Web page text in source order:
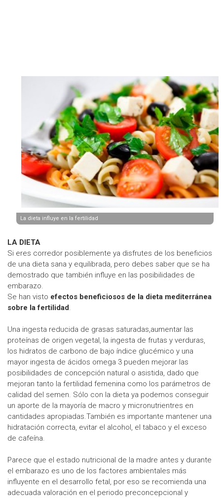
La dieta influye en la fertilidad
LA DIETA
Si eres corredor posiblemente ya disfrutes de los beneficios
de una dieta sana y equilibrada, pero debes saber que se ha
demostrado que también influye en las posibilidades de
embarazo.
Se han visto efectos beneficiosos de la dieta mediterránea
sobre la fertilidad.
Una ingesta reducida de grasas saturadas,aumentar las
proteínas de origen vegetal, la ingesta de frutas y verduras,
los hidratos de carbono de bajo índice glucémico y una
mayor ingesta de ácidos omega 3 pueden mejorar las
posibilidades de concepción natural o asistida, dado que
mejoran tanto la fertilidad femenina como los parámetros de
calidad del semen. Sólo con la dieta ya podemos conseguir
un aporte de la mayoría de macro y micronutrientres en
cantidades apropiadas.También es importante mantener una
hidratación correcta, evitar el alcohol, el tabaco y el exceso
de cafeína.
Parece que el estado nutricional de la madre antes y durante
el embarazo es uno de los factores ambientales más
influyente en el desarrollo fetal, por eso se recomienda una
adecuada valoración en el periodo preconcepcional y